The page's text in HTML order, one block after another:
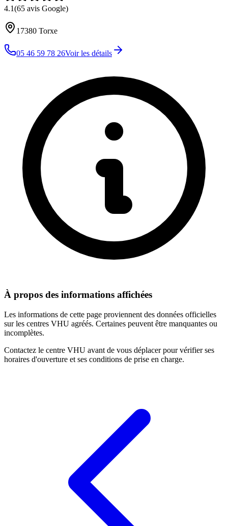
4.1(65 avis Google)
17380 Torxe
05 46 59 78 26Voir les détails
À propos des informations affichées
Les informations de cette page proviennent des données officielles
sur les centres VHU agréés. Certaines peuvent être manquantes ou
incomplètes.
Contactez le centre VHU avant de vous déplacer pour vérifier ses
horaires d'ouverture et ses conditions de prise en charge.